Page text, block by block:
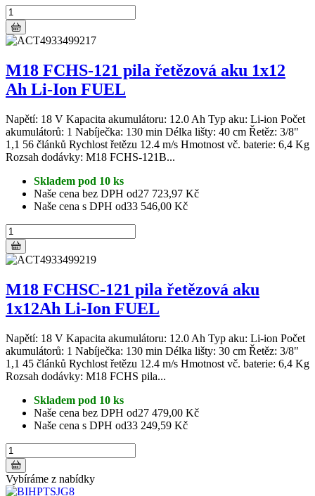
M18 FCHS-121 pila řetězová aku 1x12
Ah Li-Ion FUEL
Napětí: 18 V Kapacita akumulátoru: 12.0 Ah Typ aku: Li-ion Počet
akumulátorů: 1 Nabíječka: 130 min Délka lišty: 40 cm Řetěz: 3/8"
1,1 56 článků Rychlost řetězu 12.4 m/s Hmotnost vč. baterie: 6,4 Kg
Rozsah dodávky: M18 FCHS-121B...
Skladem pod 10 ks
Naše cena bez DPH od27 723,97 Kč
Naše cena s DPH od33 546,00 Kč
M18 FCHSC-121 pila řetězová aku
1x12Ah Li-Ion FUEL
Napětí: 18 V Kapacita akumulátoru: 12.0 Ah Typ aku: Li-ion Počet
akumulátorů: 1 Nabíječka: 130 min Délka lišty: 30 cm Řetěz: 3/8"
1,1 45 článků Rychlost řetězu 12.4 m/s Hmotnost vč. baterie: 6,4 Kg
Rozsah dodávky: M18 FCHS pila...
Skladem pod 10 ks
Naše cena bez DPH od27 479,00 Kč
Naše cena s DPH od33 249,59 Kč
Vybíráme z nabídky